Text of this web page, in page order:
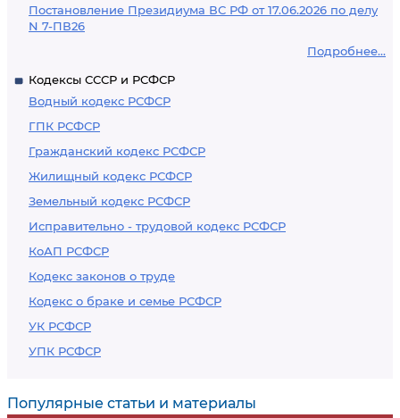
Постановление Президиума ВС РФ от 17.06.2026 по делу
N 7-ПВ26
Подробнее...
Кодексы СССР и РСФСР
Водный кодекс РСФСР
ГПК РСФСР
Гражданский кодекс РСФСР
Жилищный кодекс РСФСР
Земельный кодекс РСФСР
Исправительно - трудовой кодекс РСФСР
КоАП РСФСР
Кодекс законов о труде
Кодекс о браке и семье РСФСР
УК РСФСР
УПК РСФСР
Популярные статьи и материалы